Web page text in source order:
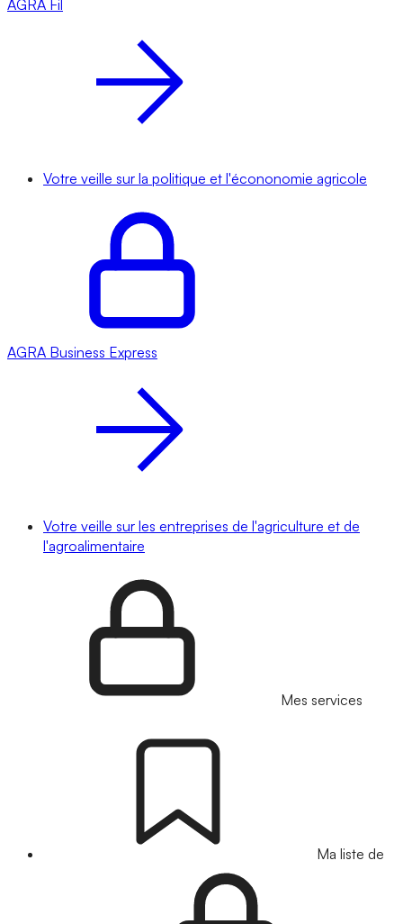
AGRA Fil
Votre veille sur la politique et l'écononomie agricole
AGRA Business Express
Votre veille sur les entreprises de l'agriculture et de
l'agroalimentaire
Mes services
Ma liste de